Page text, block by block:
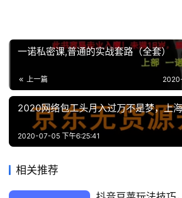
创
资
源
会
专
一诺私密课,普通的实战套路（全套）
上一篇
2020网络包工头月入过万不是梦，上
2020-07-05 下午6:25:41
相关推荐